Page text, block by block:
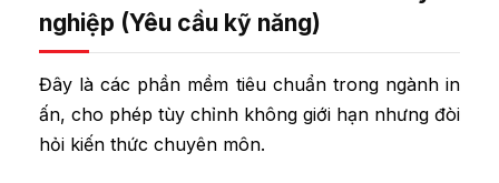
nghiệp (Yêu cầu kỹ năng)
Đây là các phần mềm tiêu chuẩn trong ngành in
ấn, cho phép tùy chỉnh không giới hạn nhưng đòi
hỏi kiến thức chuyên môn.